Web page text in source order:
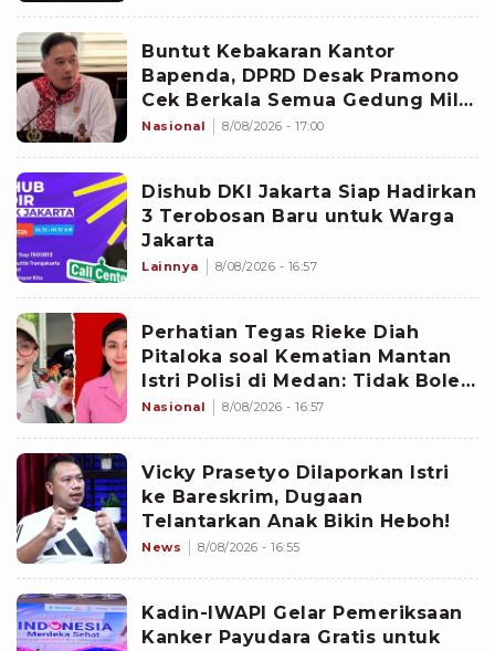
Buntut Kebakaran Kantor
Bapenda, DPRD Desak Pramono
Cek Berkala Semua Gedung Milik
Pemprov Jakarta
Nasional 8/08/2026 - 17:00
Dishub DKI Jakarta Siap Hadirkan
3 Terobosan Baru untuk Warga
Jakarta
Lainnya 8/08/2026 - 16:57
Perhatian Tegas Rieke Diah
Pitaloka soal Kematian Mantan
Istri Polisi di Medan: Tidak Boleh
Ada Perlakuan Istimewa
Nasional 8/08/2026 - 16:57
Vicky Prasetyo Dilaporkan Istri
ke Bareskrim, Dugaan
Telantarkan Anak Bikin Heboh!
News 8/08/2026 - 16:55
Kadin-IWAPI Gelar Pemeriksaan
Kanker Payudara Gratis untuk